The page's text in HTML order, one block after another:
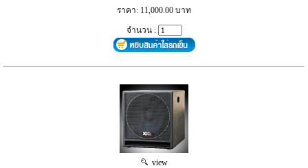
ราคา: 11,000.00 บาท
จำนวน :
view